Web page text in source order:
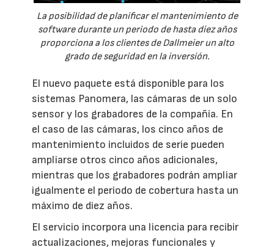
La posibilidad de planificar el mantenimiento de
software durante un periodo de hasta diez años
proporciona a los clientes de Dallmeier un alto
grado de seguridad en la inversión.
El nuevo paquete está disponible para los
sistemas Panomera, las cámaras de un solo
sensor y los grabadores de la compañía. En
el caso de las cámaras, los cinco años de
mantenimiento incluidos de serie pueden
ampliarse otros cinco años adicionales,
mientras que los grabadores podrán ampliar
igualmente el periodo de cobertura hasta un
máximo de diez años.
El servicio incorpora una licencia para recibir
actualizaciones, mejoras funcionales y